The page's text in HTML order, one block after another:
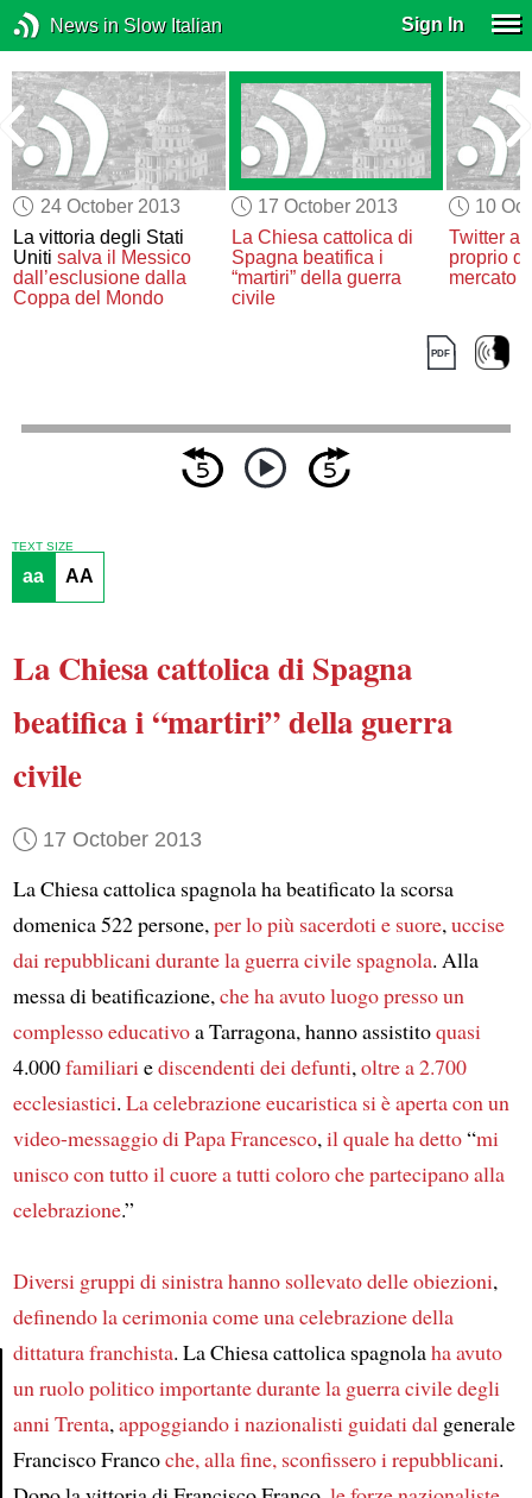
News in Slow Italian Sign In
24 October 2013
La vittoria degli Stati
Unitisalva il Messico
dall’esclusione dalla
Coppa del Mondo
17 October 2013
La Chiesa cattolica di
Spagna beatifica i
“martiri” della guerra
civile
10
Twitter
proprio
mercato
Article
TEXT SIZE
aa AA
La Chiesa cattolica di Spagna
beatifica i “martiri” della guerra
civile
17 October 2013
La Chiesa cattolica spagnola ha beatificato la scorsa
domenica 522 persone,per lo più sacerdoti e suore,uccise
dai repubblicanidurante la guerra civile spagnola. Alla
messa di beatificazione,che ha avuto luogo presso un
complesso educativoa Tarragona, hanno assistitoquasi
4.000familiariediscendenti dei defunti,oltre a 2.700
ecclesiastici. La celebrazione eucaristica si è aperta con un
video-messaggiodi Papa Francesco,il quale ha detto“mi
unisco con tutto il cuore a tutti coloro che partecipano alla
celebrazione.”
Diversi gruppi di sinistra hanno sollevato delle obiezioni,
definendo la cerimonia come una celebrazione della
dittatura franchista. La Chiesa cattolica spagnolaha avuto
un ruolo politico importantedurante la guerra civile degli
anni Trenta,appoggiando i nazionalisti guidati dalgenerale
Francisco Francoche, alla fine, sconfissero i repubblicani.